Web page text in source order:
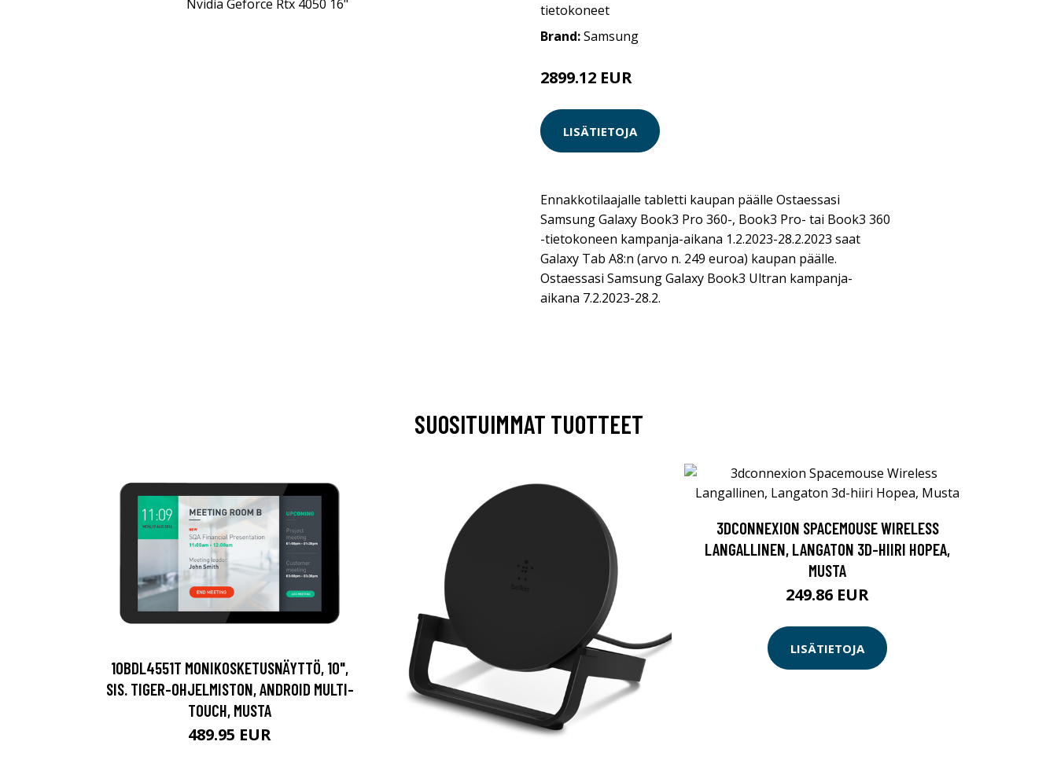
tietokoneet
Brand:Samsung
2899.12 EUR
LISÄTIETOJA
Ennakkotilaajalle tabletti kaupan päälle Ostaessasi
Samsung Galaxy Book3 Pro 360-, Book3 Pro- tai Book3 360
-tietokoneen kampanja-aikana 1.2.2023-28.2.2023 saat
Galaxy Tab A8:n (arvo n. 249 euroa) kaupan päälle.
Ostaessasi Samsung Galaxy Book3 Ultran kampanja-
aikana 7.2.2023-28.2.
SUOSITUIMMAT TUOTTEET
10BDL4551T MONIKOSKETUSNÄYTTÖ, 10",
SIS. TIGER-OHJELMISTON, ANDROID MULTI-
TOUCH, MUSTA
489.95 EUR
3DCONNEXION SPACEMOUSE WIRELESS
LANGALLINEN, LANGATON 3D-HIIRI HOPEA,
MUSTA
249.86 EUR
LISÄTIETOJA